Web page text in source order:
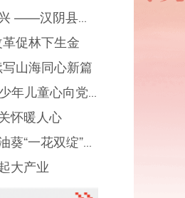
——汉阴县城
献良策、助发
促林下生金
山海同心新篇
年儿童心向党
怀暖人心
“一花双绽”美
大产业